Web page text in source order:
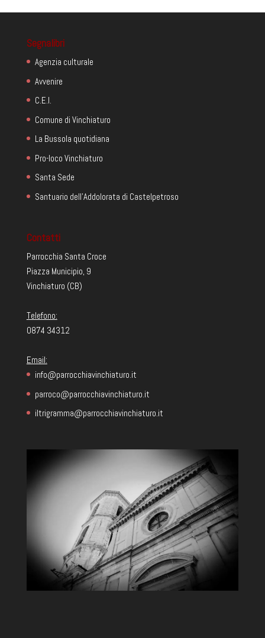
Segnalibri
Agenzia culturale
Avvenire
C.E.I.
Comune di Vinchiaturo
La Bussola quotidiana
Pro-loco Vinchiaturo
Santa Sede
Santuario dell'Addolorata di Castelpetroso
Contatti
Parrocchia Santa Croce
Piazza Municipio, 9
Vinchiaturo (CB)
Telefono:
0874 34312
Email:
info@parrocchiavinchiaturo.it
parroco@parrocchiavinchiaturo.it
iltrigramma@parrocchiavinchiaturo.it